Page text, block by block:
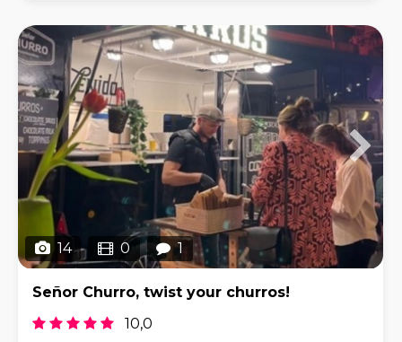
14 0 1
Señor Churro, twist your churros!
10,0